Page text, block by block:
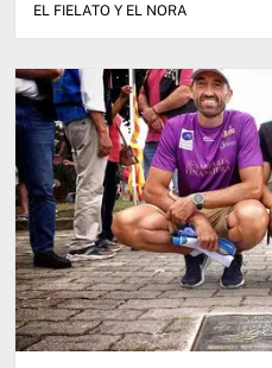
EL FIELATO Y EL NORA